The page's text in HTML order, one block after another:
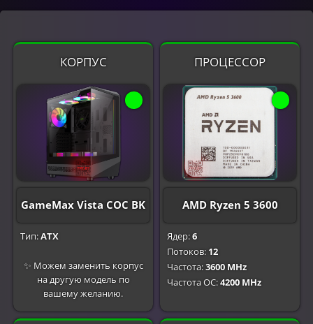
КОРПУС
GameMax Vista COC BK
Тип:ATX
✨ Можем заменить корпус
на другую модель по
вашему желанию.
ПРОЦЕССОР
AMD Ryzen 5 3600
Ядер:6
Потоков: 12
Частота:3600 MHz
Частота OC:4200 MHz